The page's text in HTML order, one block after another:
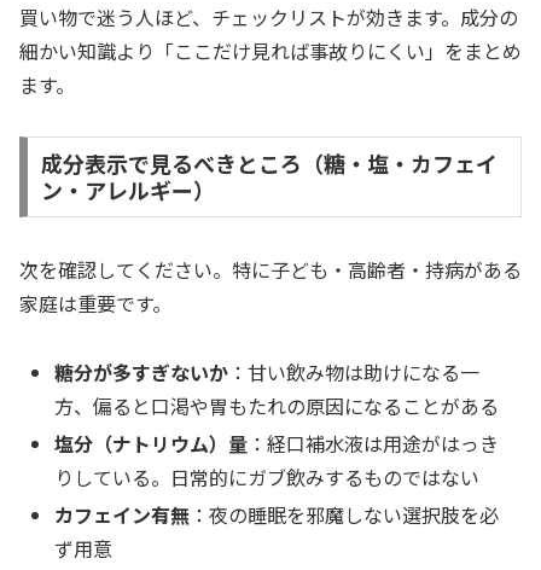
買い物で迷う人ほど、チェックリストが効きます。成分の
細かい知識より「ここだけ見れば事故りにくい」をまとめ
ます。
成分表示で見るべきところ（糖・塩・カフェイ
ン・アレルギー）
次を確認してください。特に子ども・高齢者・持病がある
家庭は重要です。
糖分が多すぎないか ：甘い飲み物は助けになる一
方、偏ると口渇や胃もたれの原因になることがある
塩分（ナトリウム）量 ：経口補水液は用途がはっき
りしている。日常的にガブ飲みするものではない
カフェイン有無 ：夜の睡眠を邪魔しない選択肢を必
ず用意